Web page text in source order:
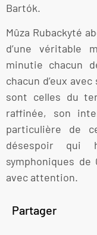
Bartók.
Mûza Rubackyté
d’une véritable
minutie chacun
chacun d’eux
sont celles du
raffinée, son
particulière de
désespoir qui
symphoniques
avec attention.
Partager